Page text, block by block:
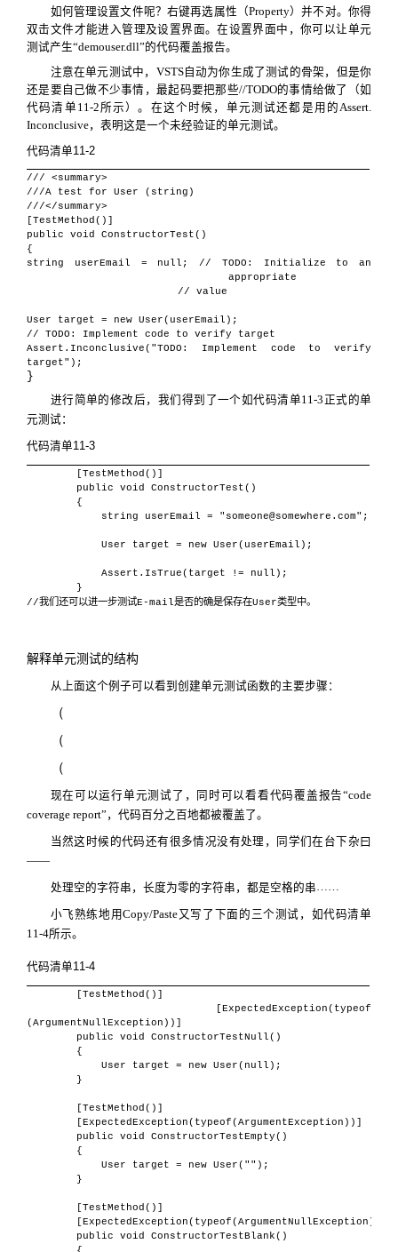
如何管理设置文件呢？右键再选属性（Property）并不对。你得
双击文件才能进入管理及设置界面。在设置界面中，你可以让单元
测试产生“demouser.dll”的代码覆盖报告。
注意在单元测试中， VSTS自动为你生成了测试的骨架，但是你
还是要自己做不少事情，最起码要把那些//TODO的事情给做了（如
代码清单 11-2 所示）。在这个时候，单元测试还都是用的 Assert.
Inconclusive，表明这是一个未经验证的单元测试。
代码清单11-2
/// <summary>
///A test for User (string)
///</summary>
[TestMethod()]
public void ConstructorTest()
{
string userEmail = null; // TODO: Initialize to an
appropriate
// value
User target = new User(userEmail);
// TODO: Implement code to verify target
Assert.Inconclusive("TODO: Implement code to verify
target");
}
进行简单的修改后，我们得到了一个如代码清单11-3 正式的单
元测试：
代码清单11-3
[TestMethod()]
public void ConstructorTest()
{
string userEmail = "someone@somewhere.com";
User target = new User(userEmail);
Assert.IsTrue(target != null);
}
//我们还可以进一步测试E-mail是否的确是保存在User类型中。
解释单元测试的结构
从上面这个例子可以看到创建单元测试函数的主要步骤：
（
（
（
现在可以运行单元测试了，同时可以看看代码覆盖报告“code
coverage report”，代码百分之百地都被覆盖了。
当然这时候的代码还有很多情况没有处理，同学们在台下杂曰
——
处理空的字符串，长度为零的字符串，都是空格的串
小飞熟练地用Copy/Paste 又写了下面的三个测试，如代码清单
11-4所示。
代码清单11-4
[TestMethod()]
[ExpectedException(typeof
(ArgumentNullException))]
public void ConstructorTestNull()
{
User target = new User(null);
}
[TestMethod()]
[ExpectedException(typeof(ArgumentException))]
public void ConstructorTestEmpty()
{
User target = new User("");
}
[TestMethod()]
[ExpectedException(typeof(ArgumentNullException))]
public void ConstructorTestBlank()